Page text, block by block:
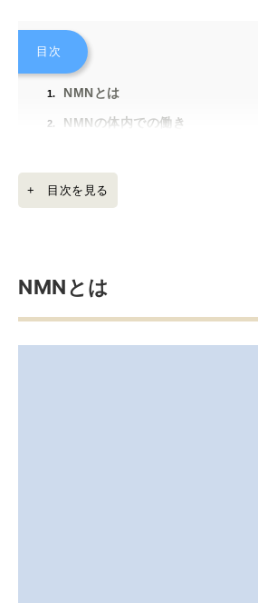
目次
NMNとは
NMNの体内での働き
NMNの摂取方法
NMNの副作用
NMN高純度の商品を選定
NMNの試験証明書＋国内製造品を
NMN＋配合成分もチェック
+ 目次を見る
NMNとは